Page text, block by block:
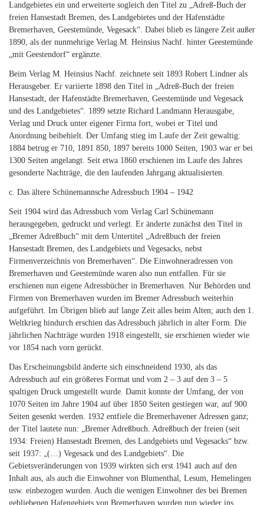
Landgebietes ein und erweiterte sogleich den Titel zu „Adreß-Buch der
freien Hansestadt Bremen, des Landgebietes und der Hafenstädte
Bremerhaven, Geestemünde, Vegesack“. Dabei blieb es längere Zeit außer
1890, als der nunmehrige Verlag M. Heinsius Nachf. hinter Geestemünde
„mit Geestendorf“ ergänzte.
Beim Verlag M. Heinsius Nachf. zeichnete seit 1893 Robert Lindner als
Herausgeber. Er variierte 1898 den Titel in „Adreß-Buch der freien
Hansestadt, der Hafenstädte Bremerhaven, Geestemünde und Vegesack
und des Landgebietes“. 1899 setzte Richard Landmann Herausgabe,
Verlag und Druck unter eigener Firma fort, wobei er Titel und
Anordnung beibehielt. Der Umfang stieg im Laufe der Zeit gewaltig:
1884 betrug er 710, 1891 850, 1897 bereits 1000 Seiten, 1903 war er bei
1300 Seiten angelangt. Seit etwa 1860 erschienen im Laufe des Jahres
gesonderte Nachträge, die den laufenden Jahrgang aktualisierten.
c. Das ältere Schünemannsche Adressbuch 1904 – 1942
Seit 1904 wird das Adressbuch vom Verlag Carl Schünemann
herausgegeben, gedruckt und verlegt. Er änderte zunächst den Titel in
„Bremer Adreßbuch“ mit dem Untertitel „Adreßbuch der freien
Hansestadt Bremen, des Landgebiets und Vegesacks, nebst
Firmenverzeichnis von Bremerhaven“. Die Einwohneradressen von
Bremerhaven und Geestemünde waren also nun entfallen. Für sie
erschienen nun eigene Adressbücher in Bremerhaven. Nur Behörden und
Firmen von Bremerhaven wurden im Bremer Adressbuch weiterhin
aufgeführt. Im Übrigen blieb auf lange Zeit alles beim Alten; auch den 1.
Weltkrieg hindurch erschien das Adressbuch jährlich in alter Form. Die
jährlichen Nachträge wurden 1918 eingestellt, sie erschienen wieder wie
vor 1854 nach vorn gerückt.
Das Erscheinungsbild änderte sich einschneidend 1930, als das
Adressbuch auf ein größeres Format und vom 2 – 3 auf den 3 – 5
spaltigen Druck umgestellt wurde. Damit konnte der Umfang, der von
1070 Seiten im Jahre 1904 auf über 1850 Seiten gestiegen war, auf 900
Seiten gesenkt werden. 1932 entfiele die Bremerhavener Adressen ganz;
der Titel lautete nun: „Bremer Adreßbuch. Adreßbuch der freien (seit
1934: Freien) Hansestadt Bremen, des Landgebiets und Vegesacks“ bzw.
seit 1937: „(…) Vegesack und des Landgebiets“. Die
Gebietsveränderungen von 1939 wirkten sich erst 1941 auch auf den
Inhalt aus, als auch die Einwohner von Blumenthal, Lesum, Hemelingen
usw. einbezogen wurden. Auch die wenigen Einwohner des bei Bremen
gebliebenen Hafengebiets von Bremerhaven wurden nun wieder ins